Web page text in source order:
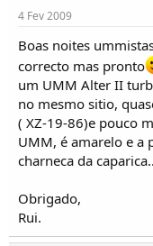
d
o
r
e
T
ó
p
i
c
o
í
i
o
4 Fev 2009
Boas noites
correcto mas pronto
um UMM Alter II
no mesmo sitio,
( XZ-19-86)e pouco
UMM, é amarelo e a
charneca da
Obrigado,
Rui.